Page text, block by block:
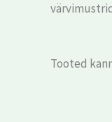
Tooted